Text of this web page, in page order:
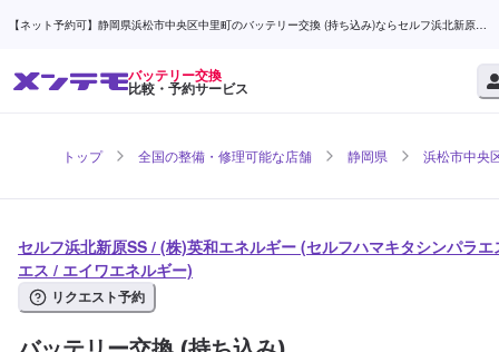
【ネット予約可】静岡県浜松市中央区中里町のバッテリー交換 (持ち込み)ならセルフ浜北新原
バッテリー交換
比較・予約サービス
トップ 全国の整備・修理可能な店舗 静岡県 浜松市中央
セルフ浜北新原SS / (株)英和エネルギー (セルフハマキタシンパラエ
エス / エイワエネルギー)
リクエスト予約